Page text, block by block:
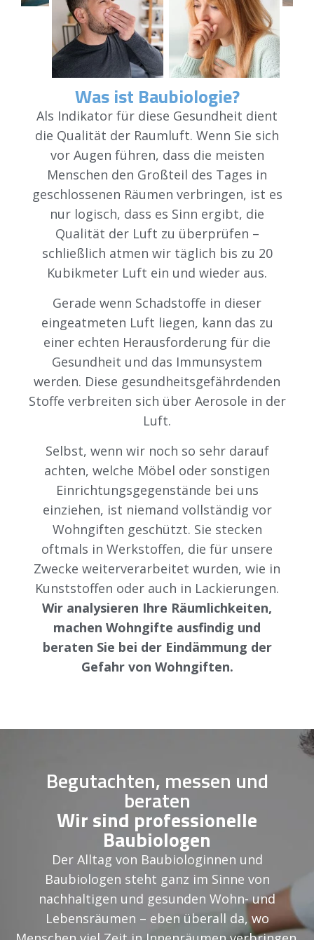
Was ist Baubiologie?
Als Indikator für diese Gesundheit dient
die Qualität der Raumluft. Wenn Sie sich
vor Augen führen, dass die meisten
Menschen den Großteil des Tages in
geschlossenen Räumen verbringen, ist es
nur logisch, dass es Sinn ergibt, die
Qualität der Luft zu überprüfen –
schließlich atmen wir täglich bis zu 20
Kubikmeter Luft ein und wieder aus.
Gerade wenn Schadstoffe in dieser
eingeatmeten Luft liegen, kann das zu
einer echten Herausforderung für die
Gesundheit und das Immunsystem
werden. Diese gesundheitsgefährdenden
Stoffe verbreiten sich über Aerosole in der
Luft.
Selbst, wenn wir noch so sehr darauf
achten, welche Möbel oder sonstigen
Einrichtungsgegenstände bei uns
einziehen, ist niemand vollständig vor
Wohngiften geschützt. Sie stecken
oftmals in Werkstoffen, die für unsere
Zwecke weiterverarbeitet wurden, wie in
Kunststoffen oder auch in Lackierungen.
Wir analysieren Ihre Räumlichkeiten,
machen Wohngifte ausfindig und
beraten Sie bei der Eindämmung der
Gefahr von Wohngiften.
Begutachten, messen und
beraten
Wir sind professionelle
Baubiologen
Der Alltag von Baubiologinnen und
Baubiologen steht ganz im Sinne von
nachhaltigen und gesunden Wohn- und
Lebensräumen – eben überall da, wo